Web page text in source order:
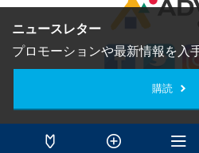
ニュースレター
プロモーションや最新情報を入
購読